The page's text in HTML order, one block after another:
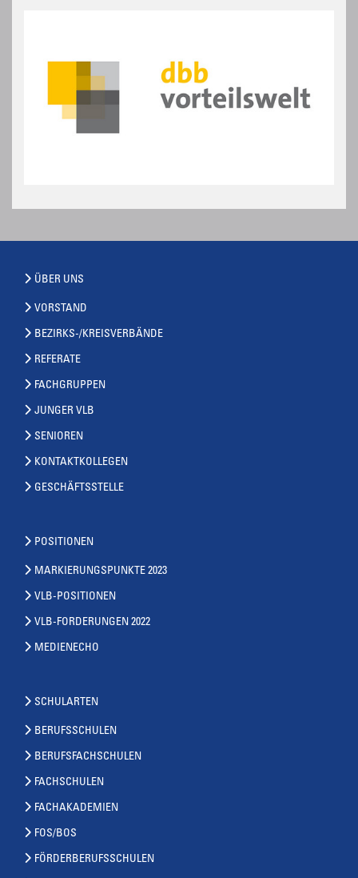
ÜBER UNS
VORSTAND
BEZIRKS-/KREISVERBÄNDE
REFERATE
FACHGRUPPEN
JUNGER VLB
SENIOREN
KONTAKTKOLLEGEN
GESCHÄFTSSTELLE
POSITIONEN
MARKIERUNGSPUNKTE 2023
VLB-POSITIONEN
VLB-FORDERUNGEN 2022
MEDIENECHO
SCHULARTEN
BERUFSSCHULEN
BERUFSFACHSCHULEN
FACHSCHULEN
FACHAKADEMIEN
FOS/BOS
FÖRDERBERUFSSCHULEN